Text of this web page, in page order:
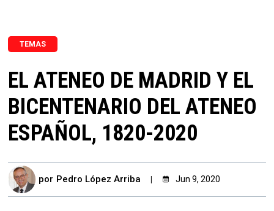
TEMAS
EL ATENEO DE MADRID Y EL
BICENTENARIO DEL ATENEO
ESPAÑOL, 1820-2020
por Pedro López Arriba Jun 9, 2020